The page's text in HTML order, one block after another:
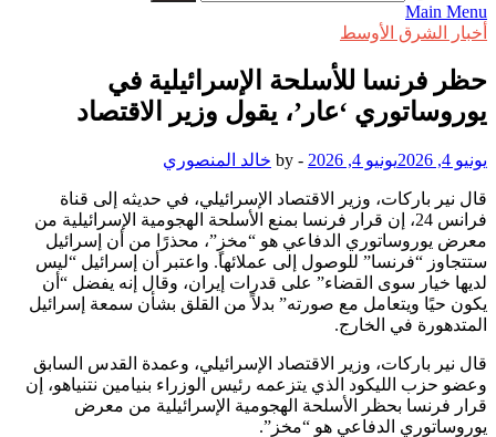
Main Menu
أخبار الشرق الأوسط
حظر فرنسا للأسلحة الإسرائيلية في
يوروساتوري ‘عار’، يقول وزير الاقتصاد
يونيو 4, 2026 يونيو 4, 2026 -
by خالد المنصوري
قال نير باركات، وزير الاقتصاد الإسرائيلي، في حديثه إلى قناة
فرانس 24، إن قرار فرنسا بمنع الأسلحة الهجومية الإسرائيلية من
معرض يوروساتوري الدفاعي هو “مخزٍ”، محذرًا من أن إسرائيل
ستتجاوز “فرنسا” للوصول إلى عملائها. واعتبر أن إسرائيل “ليس
لديها خيار سوى القضاء” على قدرات إيران، وقال إنه يفضل “أن
يكون حيًا ويتعامل مع صورته” بدلاً من القلق بشأن سمعة إسرائيل
المتدهورة في الخارج.
قال نير باركات، وزير الاقتصاد الإسرائيلي، وعمدة القدس السابق
وعضو حزب الليكود الذي يتزعمه رئيس الوزراء بنيامين نتنياهو، إن
قرار فرنسا بحظر الأسلحة الهجومية الإسرائيلية من معرض
يوروساتوري الدفاعي هو “مخزٍ”.